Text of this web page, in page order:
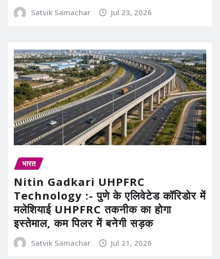
Satvik Samachar Jul 23, 2026
भारत
Nitin Gadkari UHPFRC
Technology :- पुणे के एलिवेटेड कॉरिडोर में
मलेशियाई UHPFRC तकनीक का होगा
इस्तेमाल, कम पिलर में बनेगी सड़क
Satvik Samachar Jul 21, 2026